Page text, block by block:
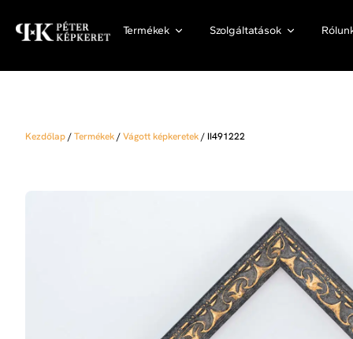
Termékek Szolgáltatások
Kezdőlap/Termékek/Vágott képkeretek/II491222